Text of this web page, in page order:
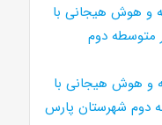
و هوش هیجانی با
متوسطه دوم
و هوش هیجانی با
دوم شهرستان پارس